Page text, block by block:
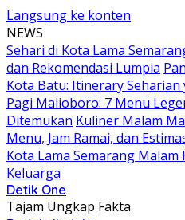
Langsung ke konten
NEWS
Sehari di Kota Lama
dan Rekomendasi Lumpia
Kota Batu: Itinerary Seharian
Pagi Malioboro: 7 Menu
Ditemukan Kuliner Malam
Menu, Jam Ramai, dan
Kota Lama Semarang
Keluarga
Detik One
Tajam Ungkap Fakta